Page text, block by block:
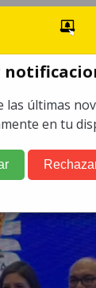
las últimas
en tu